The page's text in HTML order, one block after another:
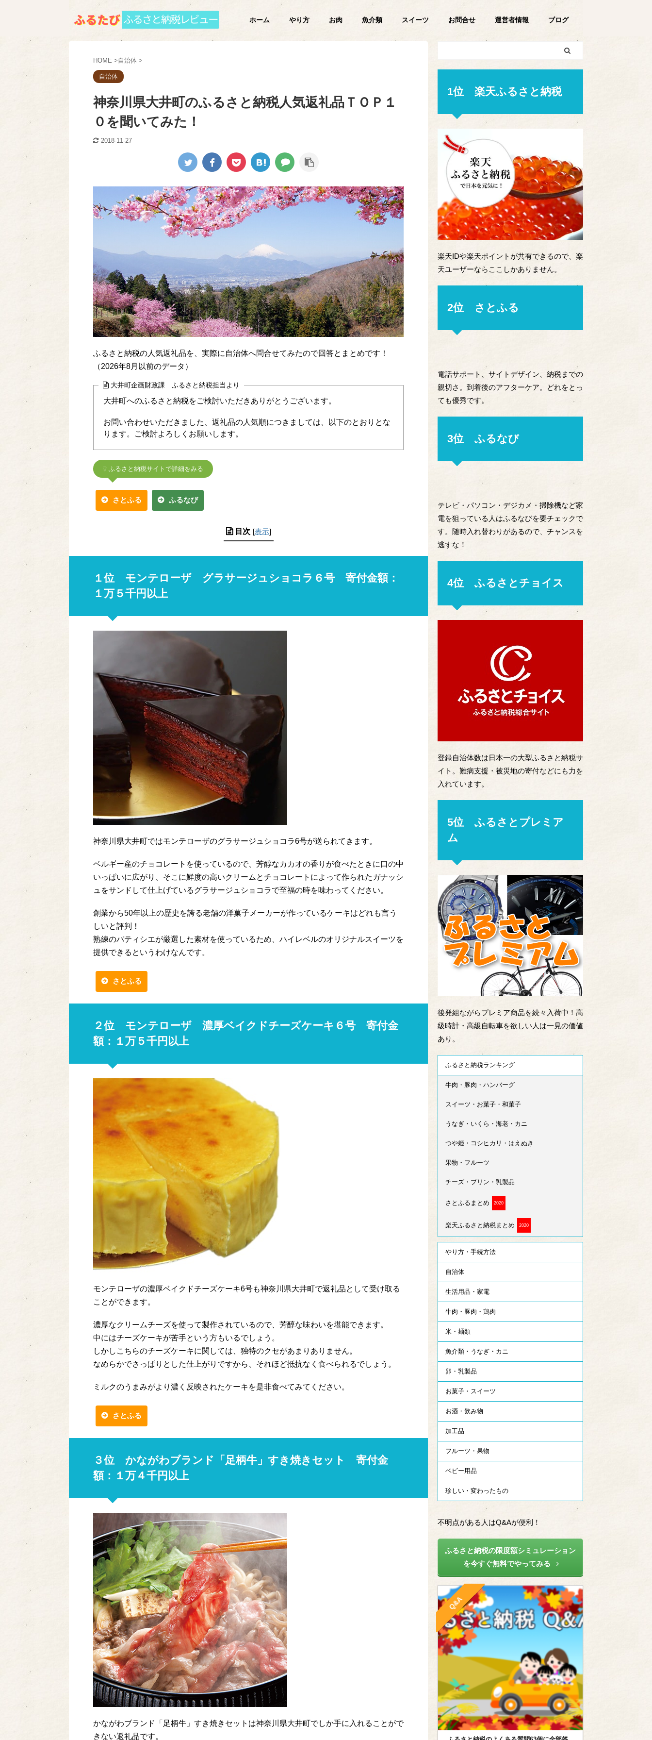
ホーム やり方 お肉 魚介類 スイーツ お問合せ 運営者情報 ブログ
HOME >自治体 >
自治体
神奈川県大井町のふるさと納税人気返礼品ＴＯＰ１
０を聞いてみた！
2018-11-27
ふるさと納税の人気返礼品を、実際に自治体へ問合せてみたので回答とまとめです！
（2026年8月以前のデータ）
大井町企画財政課 ふるさと納税担当より
大井町へのふるさと納税をご検討いただきありがとうございます。
お問い合わせいただきました、返礼品の人気順につきましては、以下のとおりとな
ります。ご検討よろしくお願いします。
ふるさと納税サイトで詳細をみる
さとふる ふるなび
目次 [表示]
１位 モンテローザ グラサージュショコラ６号 寄付金額：
１万５千円以上
神奈川県大井町ではモンテローザのグラサージュショコラ6号が送られてきます。
ベルギー産のチョコレートを使っているので、芳醇なカカオの香りが食べたときに口の中
いっぱいに広がり、そこに鮮度の高いクリームとチョコレートによって作られたガナッシ
ュをサンドして仕上げているグラサージュショコラで至福の時を味わってください。
創業から50年以上の歴史を誇る老舗の洋菓子メーカーが作っているケーキはどれも言う
しいと評判！
熟練のパティシエが厳選した素材を使っているため、ハイレベルのオリジナルスイーツを
提供できるというわけなんです。
さとふる
２位 モンテローザ 濃厚ベイクドチーズケーキ６号 寄付金
額：１万５千円以上
モンテローザの濃厚ベイクドチーズケーキ6号も神奈川県大井町で返礼品として受け取る
ことができます。
濃厚なクリームチーズを使って製作されているので、芳醇な味わいを堪能できます。
中にはチーズケーキが苦手という方もいるでしょう。
しかしこちらのチーズケーキに関しては、独特のクセがあまりありません。
なめらかでさっぱりとした仕上がりですから、それほど抵抗なく食べられるでしょう。
ミルクのうまみがより濃く反映されたケーキを是非食べてみてください。
さとふる
３位 かながわブランド「足柄牛」すき焼きセット 寄付金
額：１万４千円以上
かながわブランド「足柄牛」すき焼きセットは神奈川県大井町でしか手に入れることがで
きない返礼品です。
1位 楽天ふるさと納税
楽天IDや楽天ポイントが共有できるので、楽
天ユーザーならここしかありません。
2位 さとふる
電話サポート、サイトデザイン、納税までの
親切さ。到着後のアフターケア。どれをとっ
ても優秀です。
3位 ふるなび
テレビ・パソコン・デジカメ・掃除機など家
電を狙っている人はふるなびを要チェックで
す。随時入れ替わりがあるので、チャンスを
逃すな！
4位 ふるさとチョイス
登録自治体数は日本一の大型ふるさと納税サ
イト。難病支援・被災地の寄付などにも力を
入れています。
5位 ふるさとプレミア
ム
後発組ながらプレミア商品を続々入荷中！高
級時計・高級自転車を欲しい人は一見の価値
あり。
ふるさと納税ランキング
牛肉・豚肉・ハンバーグ
スイーツ・お菓子・和菓子
うなぎ・いくら・海老・カニ
つや姫・コシヒカリ・はえぬき
果物・フルーツ
チーズ・プリン・乳製品
さとふるまとめ 2020
楽天ふるさと納税まとめ 2020
やり方・手続方法
自治体
生活用品・家電
牛肉・豚肉・鶏肉
米・麺類
魚介類・うなぎ・カニ
卵・乳製品
お菓子・スイーツ
お酒・飲み物
加工品
フルーツ・果物
ベビー用品
珍しい・変わったもの
不明点がある人はQ&Aが便利！
ふるさと納税の限度額シミュレーション
を今すぐ無料でやってみる
Q&A